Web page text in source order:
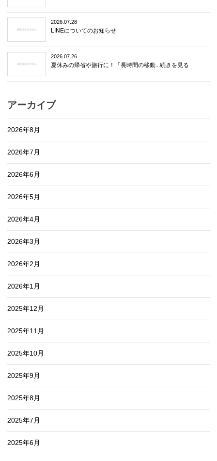
2026.07.28
LINEについてのお知らせ
2026.07.26
夏休みの帰省や旅行に！「長時間の移動...続きを見る
アーカイブ
2026年8月
2026年7月
2026年6月
2026年5月
2026年4月
2026年3月
2026年2月
2026年1月
2025年12月
2025年11月
2025年10月
2025年9月
2025年8月
2025年7月
2025年6月